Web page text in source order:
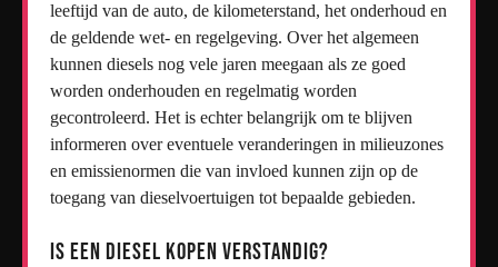
leeftijd van de auto, de kilometerstand, het onderhoud en
de geldende wet- en regelgeving. Over het algemeen
kunnen diesels nog vele jaren meegaan als ze goed
worden onderhouden en regelmatig worden
gecontroleerd. Het is echter belangrijk om te blijven
informeren over eventuele veranderingen in milieuzones
en emissienormen die van invloed kunnen zijn op de
toegang van dieselvoertuigen tot bepaalde gebieden.
Is een diesel kopen verstandig?